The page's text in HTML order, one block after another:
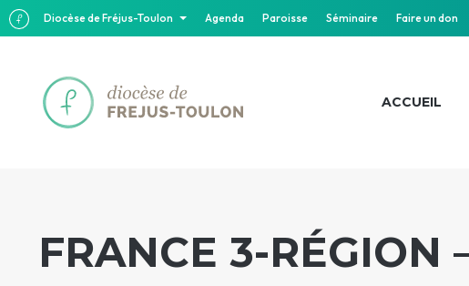
Diocèse de Fréjus-Toulon Agenda Paroisse Séminaire Faire un don
ACCUEIL
FRANCE 3-RÉGION